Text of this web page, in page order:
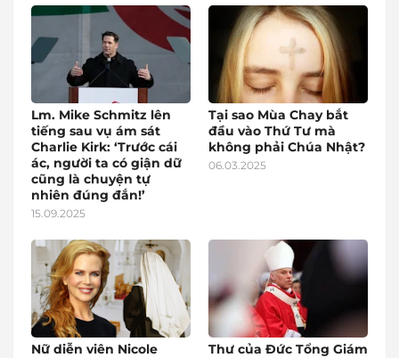
Lm. Mike Schmitz lên
tiếng sau vụ ám sát
Charlie Kirk: ‘Trước cái
ác, người ta có giận dữ
cũng là chuyện tự
nhiên đúng đắn!’
15.09.2025
Tại sao Mùa Chay bắt
đầu vào Thứ Tư mà
không phải Chúa Nhật?
06.03.2025
Nữ diễn viên Nicole
Thư của Đức Tổng Giám